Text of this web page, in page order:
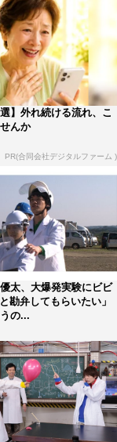
科学のある原理
のようになり、
ーフィンに挑戦
砂に飲み込まれ
体を使って、す
出す現象をベース
選】外れ続ける流れ、こ
んか
PR(合同会社デジタルファーム )
太、大爆発実験にビビ
勘弁してもらいたい」
の...